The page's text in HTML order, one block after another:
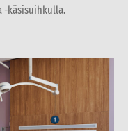
-käsisuihkulla.